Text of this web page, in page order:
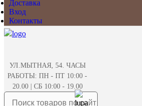
Доставка
Вход
Контакты
УЛ.МЫТНАЯ, 54. ЧАСЫ
РАБОТЫ: ПН - ПТ 10:00 -
20.00 | СБ 10:00 - 19.00